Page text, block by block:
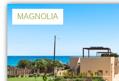
MAGNOLIA